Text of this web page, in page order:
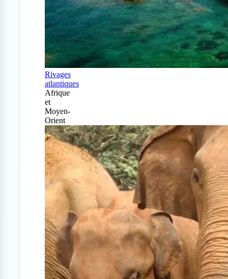
Rivages
atlantiques
Afrique
et
Moyen-
Orient